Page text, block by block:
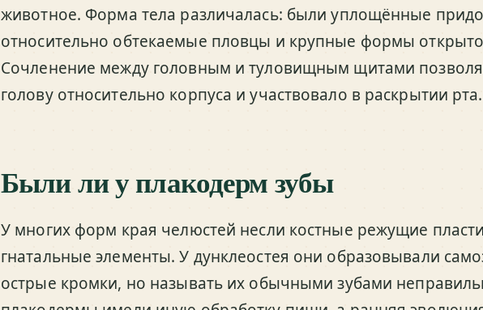
животное. Форма тела различалась: были уплощённые
относительно обтекаемые пловцы и крупные формы
Сочленение между головным и туловищным щитами
голову относительно корпуса и участвовало в раскрытии рта.
Были ли у плакодерм зубы
У многих форм края челюстей несли костные режущие
гнатальные элементы. У дунклеостея они образовывали
острые кромки, но называть их обычными зубами